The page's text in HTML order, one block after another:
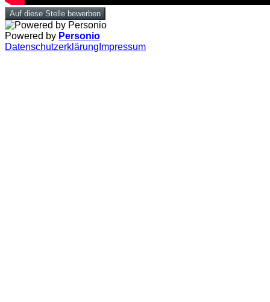
Auf diese Stelle bewerben
Powered by Personio
Datenschutzerklärung Impressum